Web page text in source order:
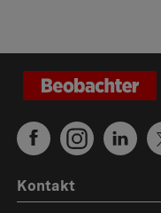
Kontakt